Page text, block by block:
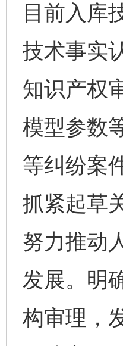
目前入库
技术事实
知识产权
模型参数
等纠纷案
抓紧起草
努力推动
发展。明
构审理，